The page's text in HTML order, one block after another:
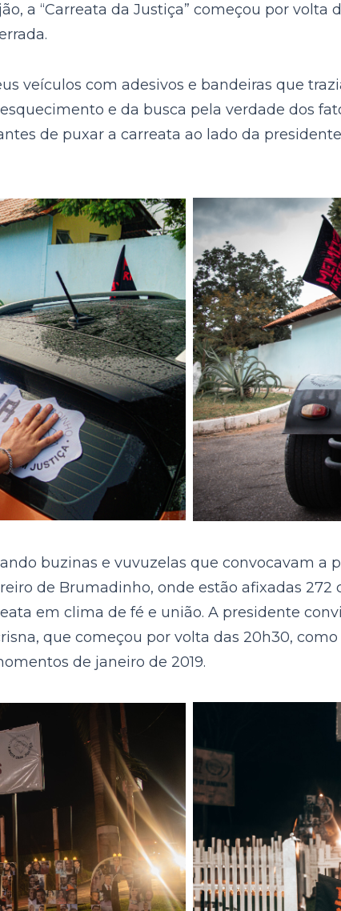
a “Carreata da Justiça” começou por volta
veículos com adesivos e bandeiras que
e da busca pela verdade dos
de puxar a carreata ao lado da
buzinas e vuvuzelas que convocavam a
de Brumadinho, onde estão afixadas
em clima de fé e união. A presidente
que começou por volta das 20h30,
de janeiro de 2019.